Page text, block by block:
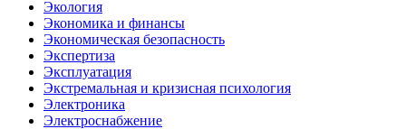
Экология
Экономика и финансы
Экономическая безопасность
Экспертиза
Эксплуатация
Экстремальная и кризисная психология
Электроника
Электроснабжение